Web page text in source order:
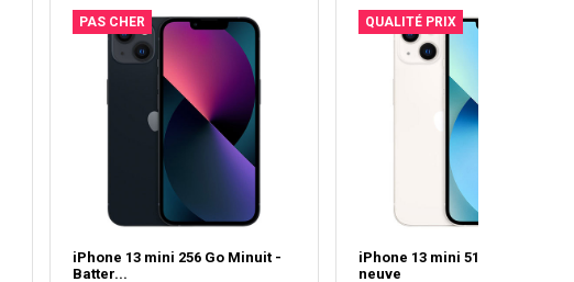
PAS CHER
iPhone 13 mini 256 Go Minuit -
Batter...
QUALITÉ PRIX
iPhone 13 mini 512 Go -
neuve